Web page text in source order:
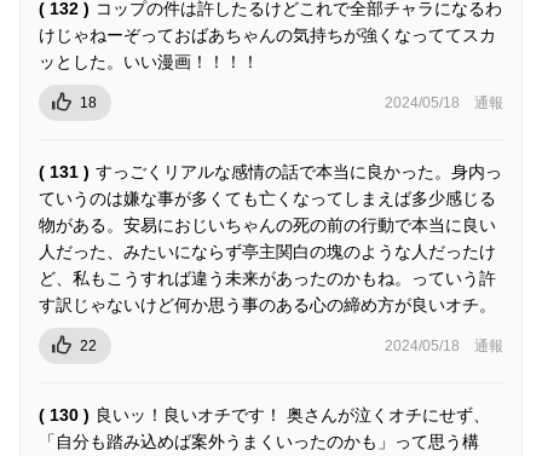
( 132 ) コップの件は許したるけどこれで全部チャラになるわ
けじゃねーぞっておばあちゃんの気持ちが強くなっててスカ
ッとした。いい漫画！！！！
18 2024/05/18 通報
( 131 ) すっごくリアルな感情の話で本当に良かった。身内っ
ていうのは嫌な事が多くても亡くなってしまえば多少感じる
物がある。安易におじいちゃんの死の前の行動で本当に良い
人だった、みたいにならず亭主関白の塊のような人だったけ
ど、私もこうすれば違う未来があったのかもね。っていう許
す訳じゃないけど何か思う事のある心の締め方が良いオチ。
22 2024/05/18 通報
( 130 ) 良いッ！良いオチです！ 奥さんが泣くオチにせず、
「自分も踏み込めば案外うまくいったのかも」って思う構